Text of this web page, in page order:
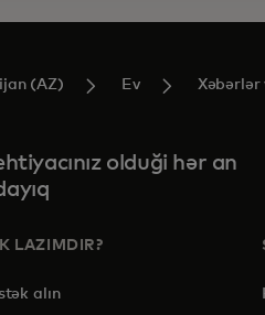
(AZ) Ev Xəbərlər
olduği hər an
LAZIMDIR?
alın